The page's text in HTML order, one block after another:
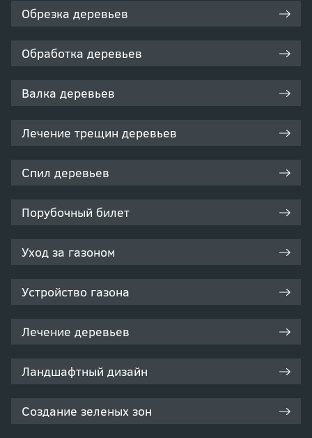
Обрезка деревьев
Обработка деревьев
Валка деревьев
Лечение трещин деревьев
Спил деревьев
Порубочный билет
Уход за газоном
Устройство газона
Лечение деревьев
Ландшафтный дизайн
Создание зеленых зон